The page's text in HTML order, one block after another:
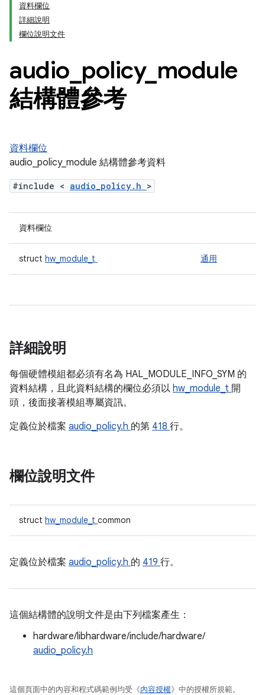
資料欄位
詳細說明
欄位說明文件
audio policy_ module
結構體參考
資料欄位
audio_policy_module 結構體參考資料
#include < audio_policy.h >
資料欄位
struct hw_module_t 通用
詳細說明
每個硬體模組都必須有名為 HAL_MODULE_INFO_SYM 的
資料結構，且此資料結構的欄位必須以 hw_module_t 開
頭，後面接著模組專屬資訊。
定義位於檔案 audio_policy.h 的第 418 行。
欄位說明文件
struct hw_module_t common
定義位於檔案 audio_policy.h 的 419 行。
這個結構體的說明文件是由下列檔案產生：
hardware/libhardware/include/hardware/
audio_policy.h
這個頁面中的內容和程式碼範例均受《內容授權》中的授權所規範。